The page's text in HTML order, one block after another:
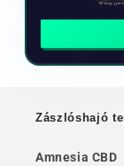
Zászlóshajó
Amnesia CBD